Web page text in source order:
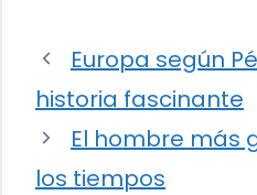
Europa según
historia fascinante
El hombre más
los tiempos